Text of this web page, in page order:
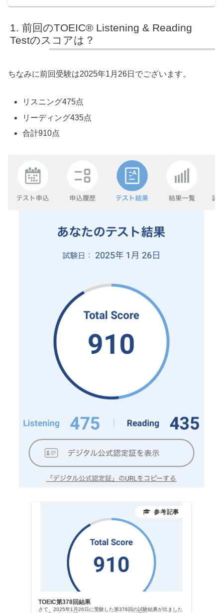
前回のTOEIC® Listening & Reading
Testのスコアは？
ちなみに前回受験は2025年1月26日でございます。
リスニング475点
リーディング435点
合計910点
TOEIC第378回結果
さて、2025年1月26日に受験した第378回の試験結果が出ました